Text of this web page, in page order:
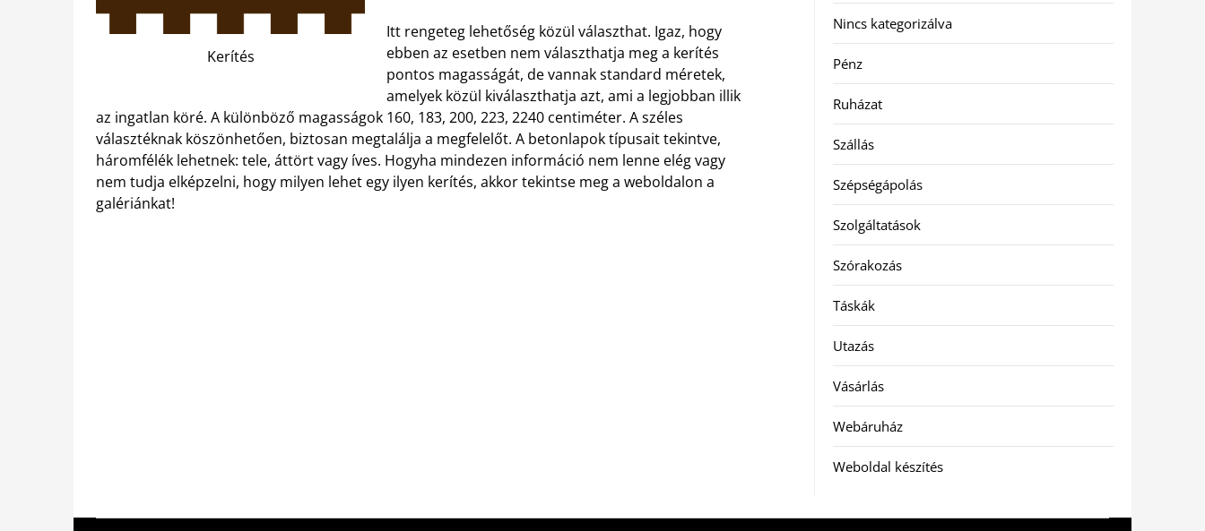
Kerítés
Itt rengeteg lehetőség közül választhat. Igaz, hogy
ebben az esetben nem választhatja meg a kerítés
pontos magasságát, de vannak standard méretek,
amelyek közül kiválaszthatja azt, ami a legjobban illik
az ingatlan köré. A különböző magasságok 160, 183, 200, 223, 2240 centiméter. A széles
választéknak köszönhetően, biztosan megtalálja a megfelelőt. A betonlapok típusait tekintve,
háromfélék lehetnek: tele, áttört vagy íves. Hogyha mindezen információ nem lenne elég vagy
nem tudja elképzelni, hogy milyen lehet egy ilyen kerítés, akkor tekintse meg a weboldalon a
galériánkat!
Nincs kategorizálva
Pénz
Ruházat
Szállás
Szépségápolás
Szolgáltatások
Szórakozás
Táskák
Utazás
Vásárlás
Webáruház
Weboldal készítés